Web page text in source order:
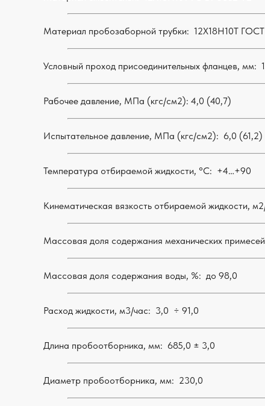
Материал пробозаборной трубки: 12Х18Н10Т
Условный проход присоединительных фланцев, мм:
Рабочее давление, МПа (кгс/см2): 4,0 (40,7)
Испытательное давление, МПа (кгс/см2): 6,0 (61,2)
Температура отбираемой жидкости, °С: +4…+90
Кинематическая вязкость отбираемой жидкости,
Массовая доля содержания механических
Массовая доля содержания воды, %: до 98,0
Расход жидкости, м3/час: 3,0 ÷ 91,0
Длина пробоотборника, мм: 685,0 ± 3,0
Диаметр пробоотборника, мм: 230,0